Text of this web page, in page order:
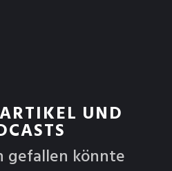
UND
gefallen könnte